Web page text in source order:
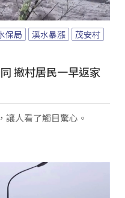
保局 溪水暴漲
茂安村
撤村居民一早返家
讓人看了觸目驚心。